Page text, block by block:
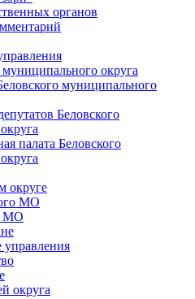
органов
муниципального округа
муниципального
Беловского
палата Беловского
округе
МО
МО
управления
округа